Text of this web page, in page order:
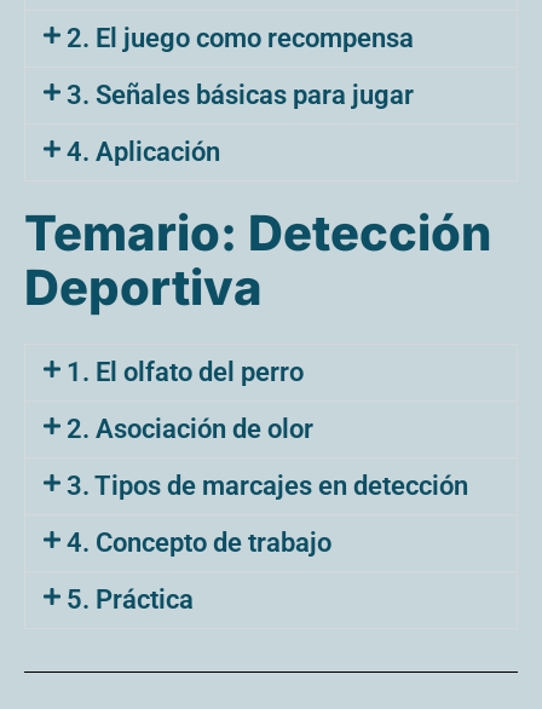
2. El juego como recompensa
3. Señales básicas para jugar
4. Aplicación
Temario: Detección
Deportiva
1. El olfato del perro
2. Asociación de olor
3. Tipos de marcajes en detección
4. Concepto de trabajo
5. Práctica